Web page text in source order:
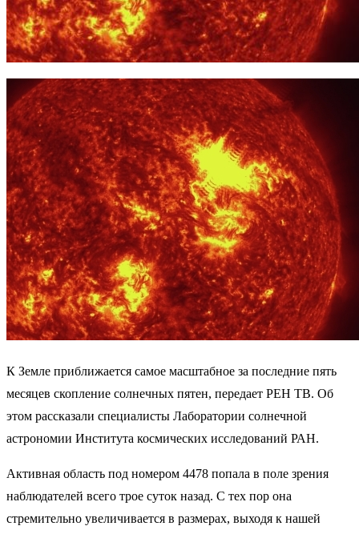
К Земле приближается самое масштабное за последние пять
месяцев скопление солнечных пятен, передает РЕН ТВ. Об
этом рассказали специалисты Лаборатории солнечной
астрономии Института космических исследований РАН.
Активная область под номером 4478 попала в поле зрения
наблюдателей всего трое суток назад. С тех пор она
стремительно увеличивается в размерах, выходя к нашей